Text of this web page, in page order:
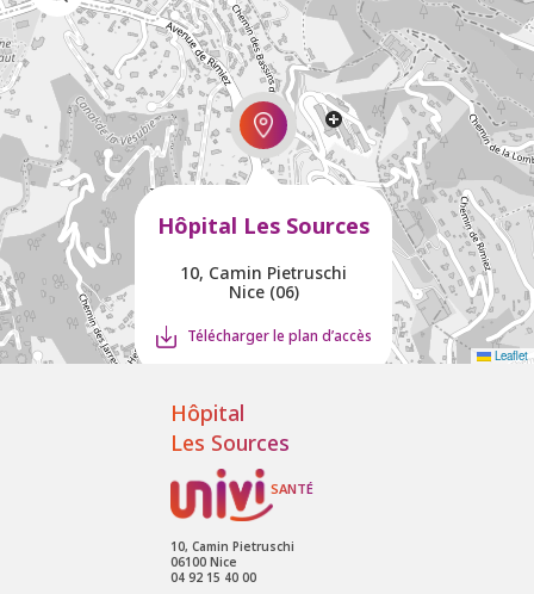
Hôpital Les Sources
10, Camin Pietruschi
Nice (06)
Télécharger le plan d’accès
Leaflet
Hôpital
Les Sources
10, Camin Pietruschi
06100 Nice
04 92 15 40 00